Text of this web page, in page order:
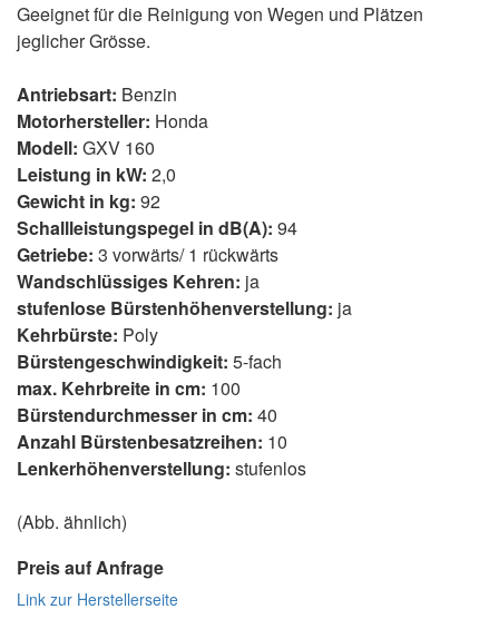
Geeignet für die Reinigung von Wegen und Plätzen
jeglicher Grösse.
Antriebsart: Benzin
Motorhersteller: Honda
Modell: GXV 160
Leistung in kW: 2,0
Gewicht in kg: 92
Schallleistungspegel in dB(A): 94
Getriebe: 3 vorwärts/ 1 rückwärts
Wandschlüssiges Kehren: ja
stufenlose Bürstenhöhenverstellung: ja
Kehrbürste: Poly
Bürstengeschwindigkeit: 5-fach
max. Kehrbreite in cm: 100
Bürstendurchmesser in cm: 40
Anzahl Bürstenbesatzreihen: 10
Lenkerhöhenverstellung: stufenlos
(Abb. ähnlich)
Preis auf Anfrage
Link zur Herstellerseite